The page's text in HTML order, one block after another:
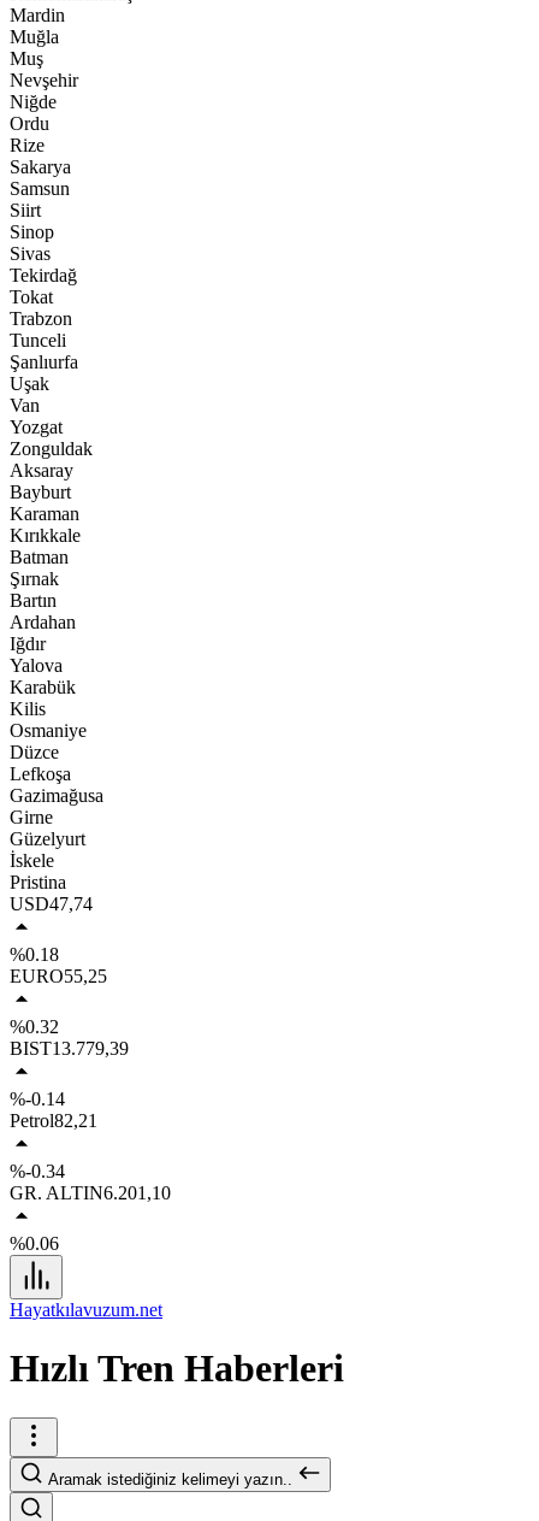
Mardin
Muğla
Muş
Nevşehir
Niğde
Ordu
Rize
Sakarya
Samsun
Siirt
Sinop
Sivas
Tekirdağ
Tokat
Trabzon
Tunceli
Şanlıurfa
Uşak
Van
Yozgat
Zonguldak
Aksaray
Bayburt
Karaman
Kırıkkale
Batman
Şırnak
Bartın
Ardahan
Iğdır
Yalova
Karabük
Kilis
Osmaniye
Düzce
Lefkoşa
Gazimağusa
Girne
Güzelyurt
İskele
Pristina
USD47,74
%0.18
EURO55,25
%0.32
BIST13.779,39
%-0.14
Petrol82,21
%-0.34
GR. ALTIN6.201,10
%0.06
Hayatkılavuzum.net
Hızlı Tren Haberleri
Aramak istediğiniz kelimeyi yazın..